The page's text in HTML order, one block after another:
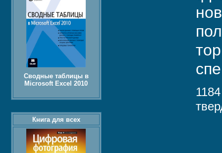
Сводные таблицы в
Microsoft Excel 2010
Книга для всех